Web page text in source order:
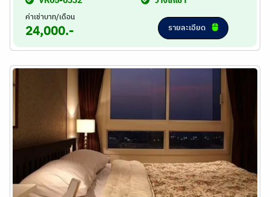
ค่าเช่าบาท/เดือน
24,000.- รายละเอียด